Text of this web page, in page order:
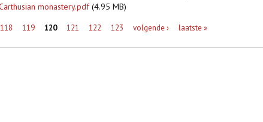
monastery.pdf(4.95 MB)
118 119 120 121 122 123 volgende › laatste »